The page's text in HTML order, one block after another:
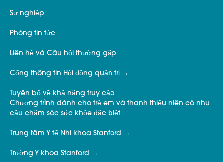
Sự nghiệp
Phòng tin tức
Liên hệ và Câu hỏi thường gặp
Cổng thông tin Hội đồng quản trị
Tuyên bố về khả năng truy cập
Chương trình dành cho trẻ em và thanh thiếu niên có nhu
cầu chăm sóc sức khỏe đặc biệt
Trung tâm Y tế Nhi khoa Stanford
Trường Y khoa Stanford